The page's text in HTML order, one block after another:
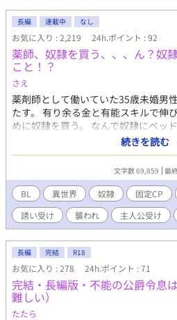
物】 受け：エルフィー・セルドラン
事故つがいになってしまった治癒魔
ミーを卒業したばかりで、家業の医
め：クラウス・モンテカルスト（２
になったアルファ。公爵家の跡継ぎ
長編 連載中 なし
お気に入り : 2,219 24h.ポイント : 92
薬師、奴隷を買う、、、ん？奴
こと！？
さえ
薬剤師として働いていた35歳未婚男
たす。 有り余る金と有能スキルで伸
めに奴隷を買う。 なんで奴隷にベッ
主人公と奴隷は両思いになる予定で
ください。 ※あんなシーンやこんな
続きを読む
文字数 69,859 最
BL 異世界 奴隷 固定CP
誘い受け
襲われ 主人公受け
長編 完結 R18
お気に入り : 278 24h.ポイント : 71
完結・長編版・不能の公爵令息
難しい）
たたら